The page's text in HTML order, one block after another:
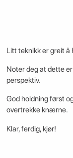
Litt teknikk er greit å
Noter deg at dette
perspektiv.
God holdning først
overtrekke knærne.
Klar, ferdig, kjør!